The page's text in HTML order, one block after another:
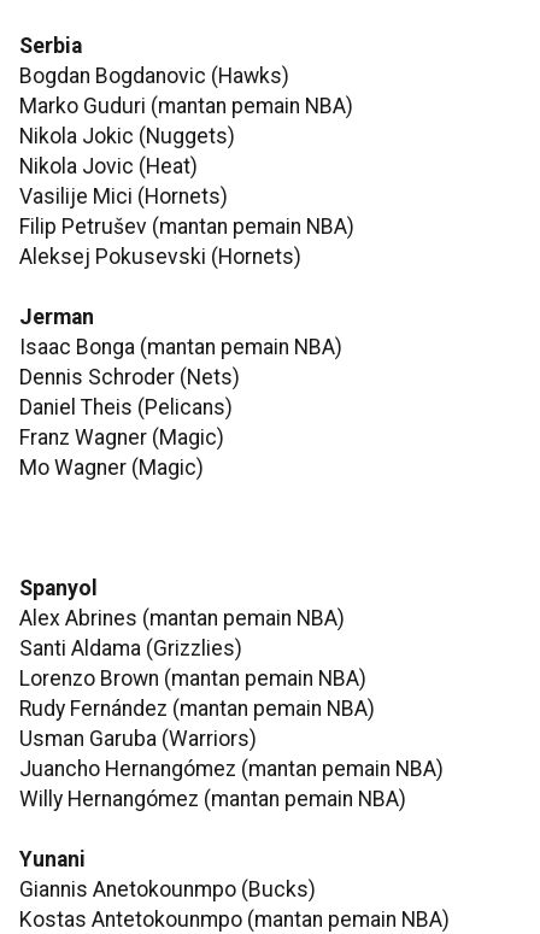
Serbia
Bogdan Bogdanovic (Hawks)
Marko Guduri (mantan pemain NBA)
Nikola Jokic (Nuggets)
Nikola Jovic (Heat)
Vasilije Mici (Hornets)
Filip Petrušev (mantan pemain NBA)
Aleksej Pokusevski (Hornets)
Jerman
Isaac Bonga (mantan pemain NBA)
Dennis Schroder (Nets)
Daniel Theis (Pelicans)
Franz Wagner (Magic)
Mo Wagner (Magic)
Spanyol
Alex Abrines (mantan pemain NBA)
Santi Aldama (Grizzlies)
Lorenzo Brown (mantan pemain NBA)
Rudy Fernández (mantan pemain NBA)
Usman Garuba (Warriors)
Juancho Hernangómez (mantan pemain NBA)
Willy Hernangómez (mantan pemain NBA)
Yunani
Giannis Anetokounmpo (Bucks)
Kostas Antetokounmpo (mantan pemain NBA)